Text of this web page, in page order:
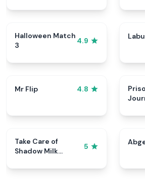
Halloween Match
3
4.9
Mr Flip 4.8
Take Care of
Shadow Milk
5